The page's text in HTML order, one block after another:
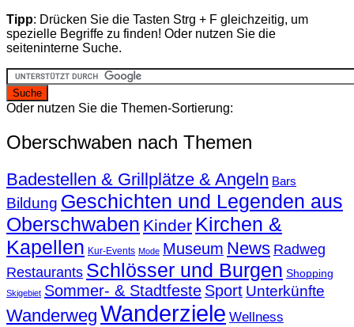
Tipp: Drücken Sie die Tasten Strg + F gleichzeitig, um
spezielle Begriffe zu finden! Oder nutzen Sie die
seiteninterne Suche.
Oder nutzen Sie die Themen-Sortierung:
Oberschwaben nach Themen
Badestellen & Grillplätze & Angeln Bars
Bildung Geschichten und Legenden aus
Oberschwaben Kinder Kirchen &
Kapellen Kur-Events Mode Museum News Radweg
Restaurants Schlösser und Burgen Shopping
Skigebiet Sommer- & Stadtfeste Sport Unterkünfte
Wanderweg Wanderziele Wellness